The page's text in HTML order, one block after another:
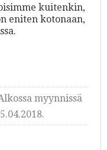
kuitenkin,
eniten kotonaan,
myynnissä